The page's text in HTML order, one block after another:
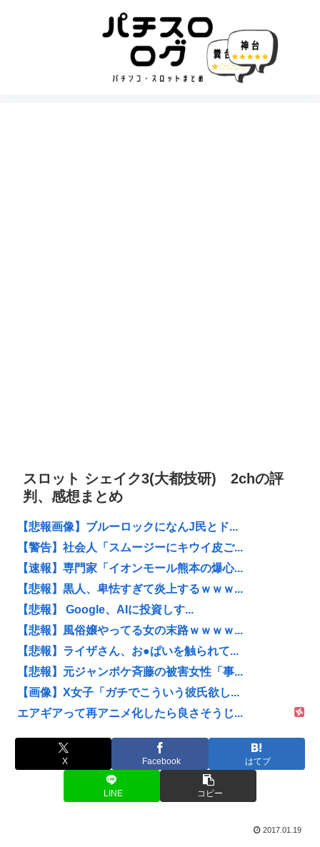
スロット シェイク3(大都技研) 2chの評
判、感想まとめ
【悲報画像】ブルーロックになんJ民とド...
【警告】社会人「スムージーにキウイ皮ご...
【速報】専門家「イオンモール熊本の爆心...
【悲報】黒人、卑怯すぎて炎上するｗｗｗ...
【悲報】 Google、AIに投資しす...
【悲報】風俗嬢やってる女の末路ｗｗｗｗ...
【悲報】ライザさん、お●ぱいを触られて...
【悲報】元ジャンポケ斉藤の被害女性「事...
【画像】X女子「ガチでこういう彼氏欲し...
エアギアって再アニメ化したら良さそうじ...
X Facebook はてブ
LINE コピー
2017.01.19